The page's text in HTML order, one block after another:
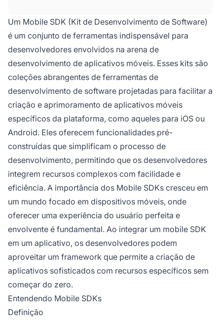
serviços de qualquer lugar do mundo através
do seu dispositivo móvel. As ações que você
pode executar com Mobile SDK dentro da
indústria de software de help desk incluem
criar, visualizar e comentar em tickets e
acessar a base de conhecimento.
Um Mobile SDK (Kit de Desenvolvimento de Software)
é um conjunto de ferramentas indispensável para
desenvolvedores envolvidos na arena de
desenvolvimento de aplicativos móveis. Esses kits são
coleções abrangentes de ferramentas de
desenvolvimento de software projetadas para facilitar a
criação e aprimoramento de aplicativos móveis
específicos da plataforma, como aqueles para iOS ou
Android. Eles oferecem funcionalidades pré-
construídas que simplificam o processo de
desenvolvimento, permitindo que os desenvolvedores
integrem recursos complexos com facilidade e
eficiência. A importância dos Mobile SDKs cresceu em
um mundo focado em dispositivos móveis, onde
oferecer uma experiência do usuário perfeita e
envolvente é fundamental. Ao integrar um mobile SDK
em um aplicativo, os desenvolvedores podem
aproveitar um framework que permite a criação de
aplicativos sofisticados com recursos específicos sem
começar do zero.
Entendendo Mobile SDKs
Definição